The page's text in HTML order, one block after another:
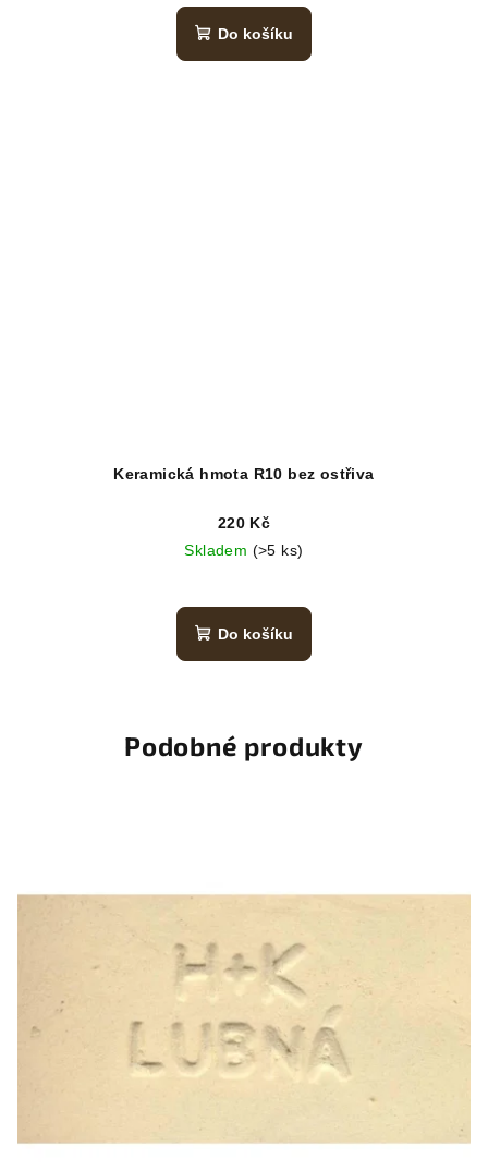
Do košíku
Keramická hmota R10 bez ostřiva
220 Kč
Skladem (>5 ks)
Do košíku
Podobné produkty